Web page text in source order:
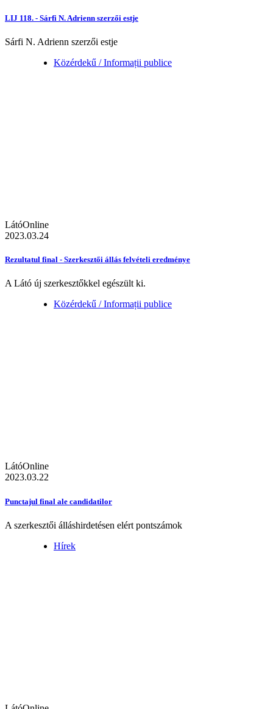
LIJ 118. - Sárfi N. Adrienn szerzői estje
Sárfi N. Adrienn szerzői estje
Közérdekű / Informații publice
LátóOnline
2023.03.24
Rezultatul final - Szerkesztői állás felvételi eredménye
A Látó új szerkesztőkkel egészült ki.
Közérdekű / Informații publice
LátóOnline
2023.03.22
Punctajul final ale candidatilor
A szerkesztői álláshirdetésen elért pontszámok
Hírek